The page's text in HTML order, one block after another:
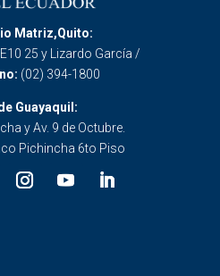
Matriz,Quito:
25 y Lizardo García /
(02) 394-1800
Guayaquil:
y Av. 9 de Octubre.
Pichincha 6to Piso